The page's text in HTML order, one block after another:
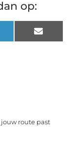
op:
Email
route past